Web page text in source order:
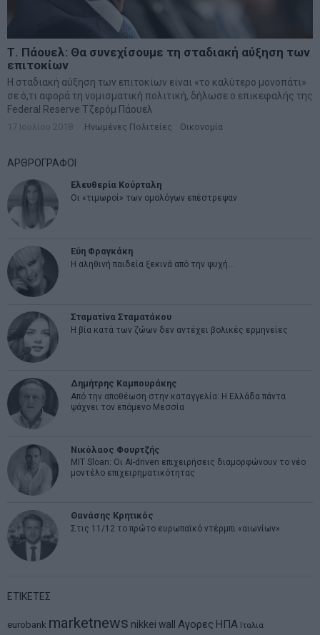
Τ. Πάουελ: Θα συνεχίσουμε τη σταδιακή αύξηση των
επιτοκίων
Η σταδιακή αύξηση των επιτοκίων είναι «το καλύτερο μονοπάτι»
σε ό,τι αφορά τη νομισματική πολιτική, δήλωσε ο επικεφαλής της
Federal Reserve Τζερόμ Πάουελ
17 Ιουλίου 2018 Ηνωμένες Πολιτείες Οικονομία
ΑΡΘΡΟΓΡΑΦΟΙ
Ελευθερία Κούρταλη
Οι «τιμωροί» των ομολόγων επέστρεψαν
Εύη Φραγκάκη
Η αληθινή παιδεία ξεκινά από την ψυχή…
Σταματίνα Σταματάκου
Η βία κατά των ζώων δεν αντέχει βολικές ερμηνείες
Δημήτρης Καμπουράκης
Από την αποθέωση στην καταγγελία: Η Ελλάδα πάντα
ψάχνει τον επόμενο Μεσσία
Νικόλαος Φουρτζής
MIT Sloan: Οι AI-driven επιχειρήσεις διαμορφώνουν το νέο
μοντέλο επιχειρηματικότητας
Θανάσης Κρητικός
Στις 11/12 το πρώτο ευρωπαϊκό ντέρμπι «αιωνίων»
ΕΤΙΚΕΤΕΣ
eurobank marketnews nikkei wall Αγορες ΗΠΑ Ιταλια